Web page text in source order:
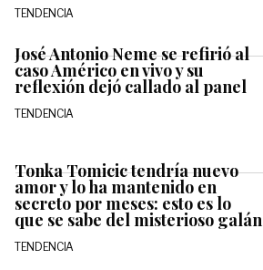
TENDENCIA
José Antonio Neme se refirió al
caso Américo en vivo y su
reflexión dejó callado al panel
TENDENCIA
Tonka Tomicic tendría nuevo
amor y lo ha mantenido en
secreto por meses: esto es lo
que se sabe del misterioso galán
TENDENCIA